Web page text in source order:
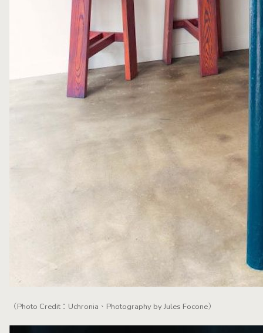
（Photo Credit：Uchronia、Photography by Jules Focone）